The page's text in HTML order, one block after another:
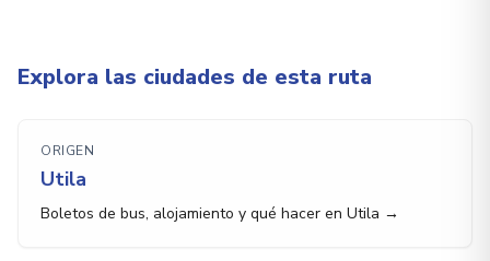
Explora las ciudades de esta ruta
ORIGEN
Utila
Boletos de bus, alojamiento y qué hacer en Utila →